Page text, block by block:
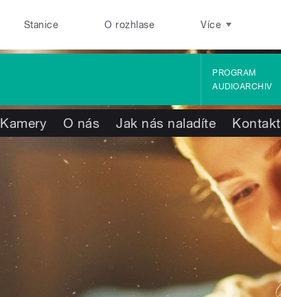
Stanice O rozhlase Více
PROGRAM
AUDIOARCHIV
Kamery O nás Jak nás naladíte Kontakt